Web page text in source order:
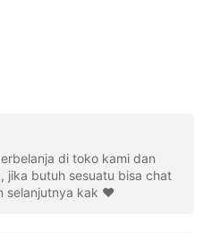
di toko kami dan
jika butuh sesuatu bisa chat
selanjutnya kak ❤️